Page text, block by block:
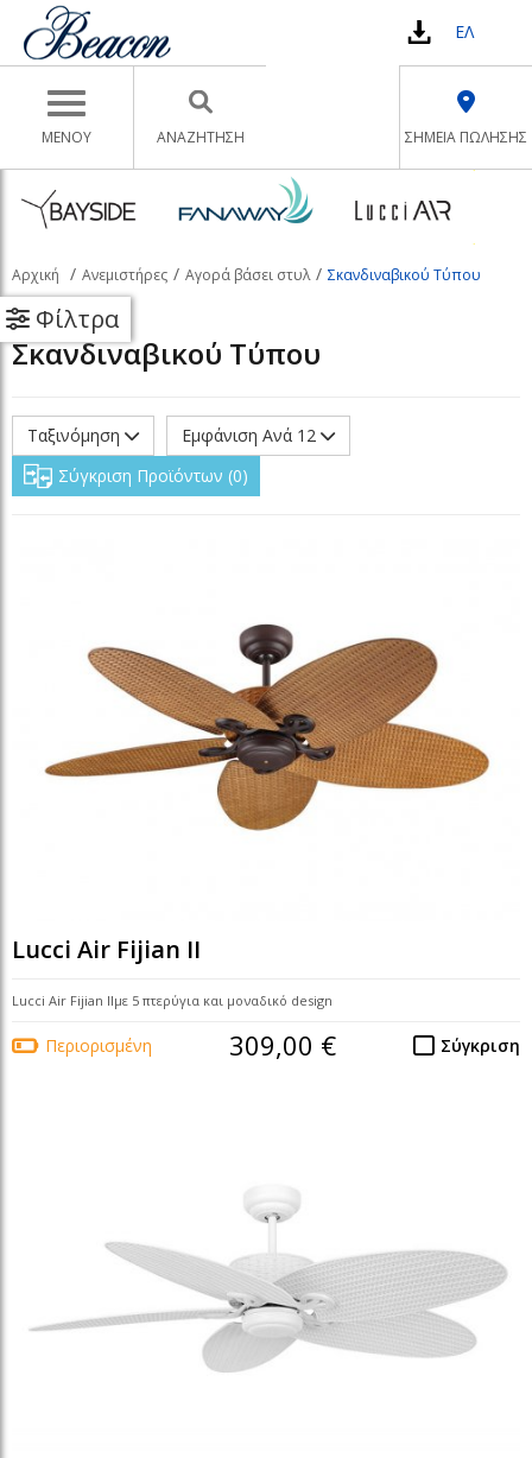
Toggle navigation
ΜΕΝΟΥ
ΕΛ
ΣΗΜΕΙΑ ΠΩΛΗΣΗΣ
ΑΝΑΖΉΤΗΣΗ
Αρχική Ανεμιστήρες Αγορά βάσει στυλ Σκανδιναβικού Τύπου
Φίλτρα
Σκανδιναβικού Τύπου
Ταξινόμηση
Εμφάνιση Ανά 12
Σύγκριση Προϊόντων 0
Lucci Air Fijian II
Lucci Air Fijian IIμε 5 πτερύγια και μοναδικό design
Περιορισμένη Σύγκριση
309,00 €